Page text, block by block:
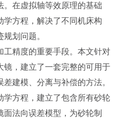
。在虚拟轴等效原理的基础
学方程，解决了不同机床构
划问题。
工精度的重要手段。本文针对
镜，建立了一套完整的可用于
建模、分离与补偿的方法。
学方程，建立了包含所有砂轮
面法向误差模型，为砂轮制